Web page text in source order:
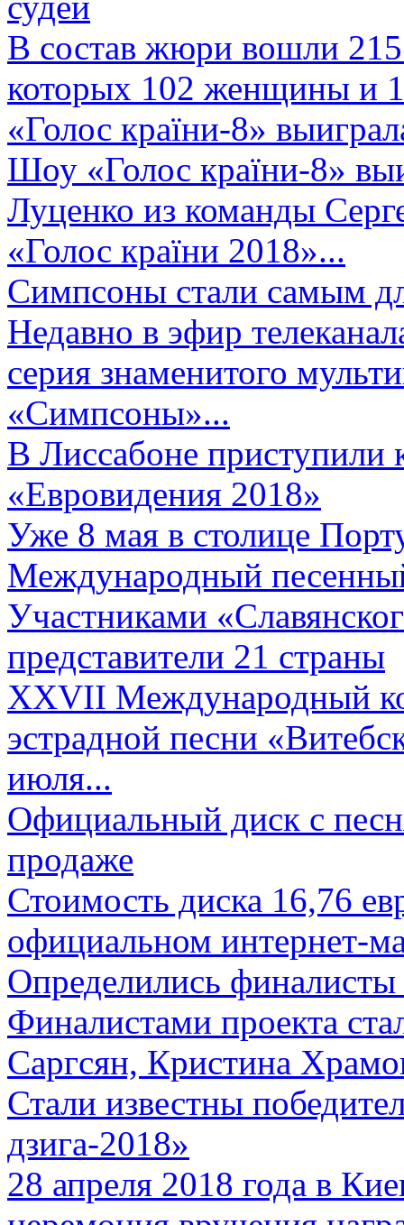
В состав жюри вошли 215
которых 102 женщины и
«Голос країни-8»
Шоу «Голос країни-8»
Луценко из команды
«Голос країни 2018»...
Симпсоны стали самым
Недавно в эфир
серия знаменитого
«Симпсоны»...
В Лиссабоне приступили
«Евровидения 2018»
Уже 8 мая в столице
Международный
Участниками
представители 21 страны
XXVII Международный
эстрадной песни
июля...
Официальный диск с
продаже
Стоимость диска 16,76
официальном интернет-
Определились
Финалистами проекта
Саргсян, Кристина
Стали известны
дзига-2018»
28 апреля 2018 года в